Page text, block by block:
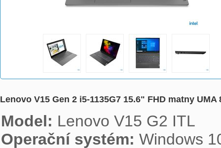
Lenovo V15 Gen 2 i5-1135G7 15.6" FHD matny
Model:
Operační systém: